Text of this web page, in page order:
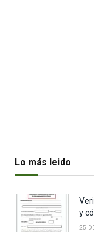
Lo más leido
y
25